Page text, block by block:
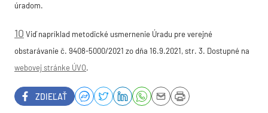
úradom.
10 Viď napríklad metodické usmernenie Úradu pre verejné
obstarávanie č. 9408-5000/2021 zo dňa 16.9.2021, str. 3. Dostupné na
webovej stránke ÚVO.
ZDIEĽAŤ